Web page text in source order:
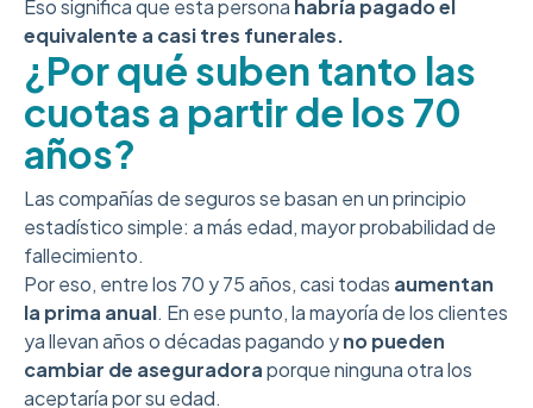
Eso significa que esta persona habría pagado el
equivalente a casi tres funerales.
¿Por qué suben tanto las
cuotas a partir de los 70
años?
Las compañías de seguros se basan en un principio
estadístico simple: a más edad, mayor probabilidad de
fallecimiento.
Por eso, entre los 70 y 75 años, casi todas aumentan
la prima anual. En ese punto, la mayoría de los clientes
ya llevan años o décadas pagando yno pueden
cambiar de aseguradoraporque ninguna otra los
aceptaría por su edad.